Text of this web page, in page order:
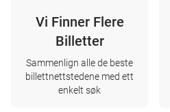
Vi Finner Flere
Billetter
Sammenlign alle de beste
billettnettstedene med ett
enkelt søk